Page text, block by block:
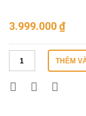
3.999.000₫
THÊM